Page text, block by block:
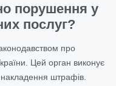
порушення у
послуг?
про
Цей орган виконує
штрафів.